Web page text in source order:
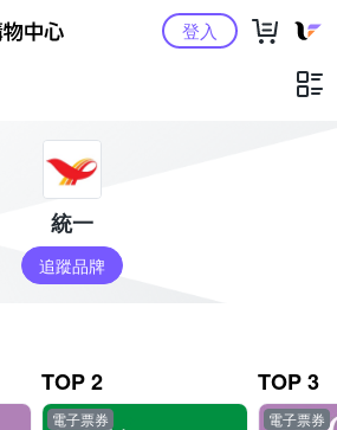
Yahoo購物中心登入
統一
追蹤品牌
TOP 2
電子票券
TOP 3
電子票券